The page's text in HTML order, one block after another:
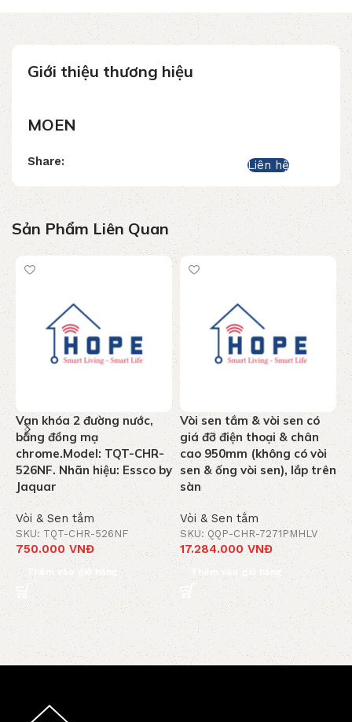
Giới thiệu thương hiệu
MOEN
Share: Liên hệ
Sản Phẩm Liên Quan
Van khóa 2 đường nước,
bằng đồng mạ
chrome.Model: TQT-CHR-
526NF. Nhãn hiệu: Essco by
Jaquar
Vòi & Sen tắm
SKU: TQT-CHR-526NF
750.000VNĐ
Thêm vào giỏ hàng
Vòi sen tắm & vòi sen có
giá đỡ điện thoại & chân
cao 950mm (không có vòi
sen & ống vòi sen), lắp trên
sàn
Vòi & Sen tắm
SKU: QQP-CHR-7271PMHLV
17.284.000 VNĐ
Thêm vào giỏ hàng